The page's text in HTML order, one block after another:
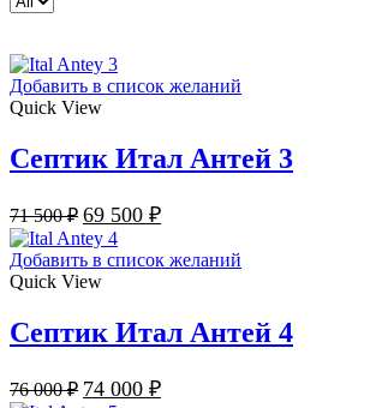
Добавить в список желаний
Quick View
Септик Итал Антей 3
71 500₽ 69 500 ₽
Добавить в список желаний
Quick View
Септик Итал Антей 4
76 000₽ 74 000 ₽